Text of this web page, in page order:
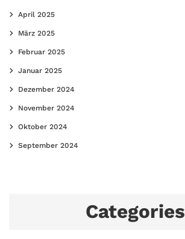
April 2025
März 2025
Februar 2025
Januar 2025
Dezember 2024
November 2024
Oktober 2024
September 2024
Categories